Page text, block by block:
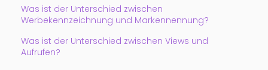
Was ist der Unterschied zwischen
Werbekennzeichnung und Markennennung?
Was ist der Unterschied zwischen Views und
Aufrufen?